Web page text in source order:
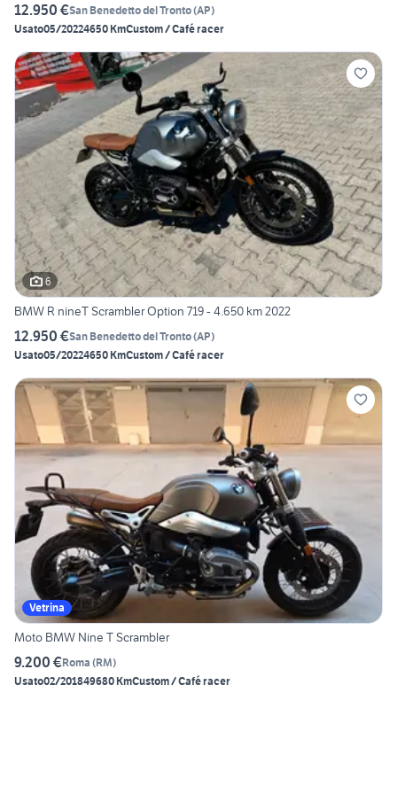
12.950 €San Benedetto del Tronto(AP)
Usato05/20224650 KmCustom / Café racer
6
BMW R nineT Scrambler Option 719 - 4.650 km 2022
12.950 €San Benedetto del Tronto(AP)
Usato05/20224650 KmCustom / Café racer
Vetrina
Moto BMW Nine T Scrambler
9.200 €Roma (RM)
Usato02/201849680 KmCustom / Café racer